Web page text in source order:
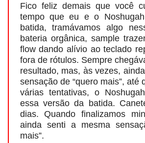
Fico feliz demais que você
tempo que eu e o
batida, tramávamos algo
bateria orgânica, sample
flow dando alívio ao teclado
fora de rótulos. Sempre
resultado, mas, às vezes,
sensação de “quero mais”, até
várias tentativas, o
essa versão da batida.
dias. Quando finalizamos
ainda senti a mesma
mais”.